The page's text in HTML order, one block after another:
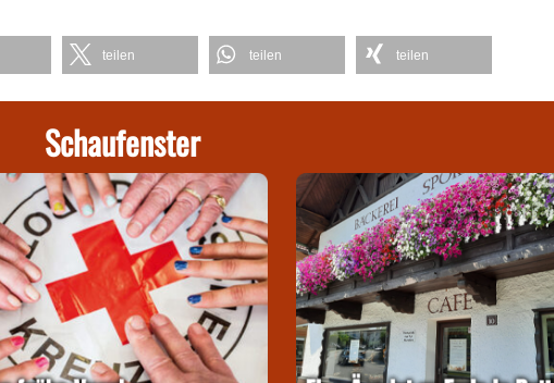
teilen teilen teilen
Schaufenster